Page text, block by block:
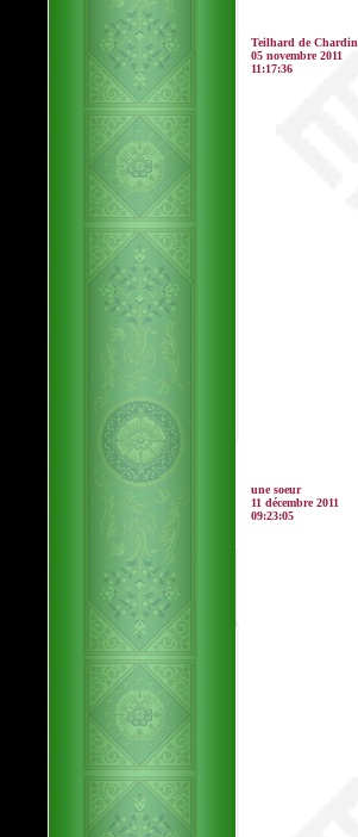
Teilhard de Chardin
05 novembre 2011
11:17:36
une soeur
11 décembre 2011
09:23:05